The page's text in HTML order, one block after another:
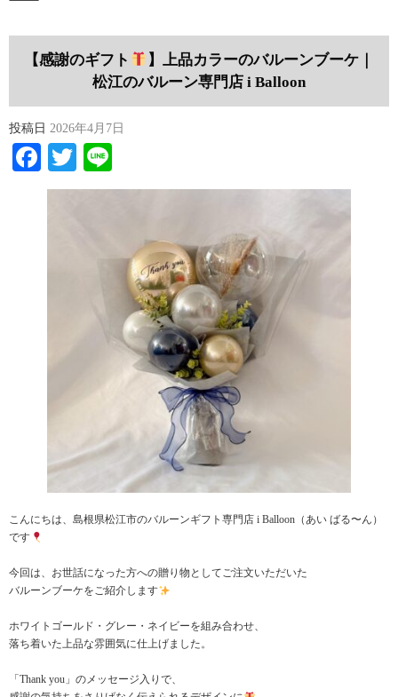
【感謝のギフト
】上品カラーのバルーンブーケ｜
松江のバルーン専門店 i Balloon
投稿日 2026年4月7日
Facebook
Twitter
こんにちは、島根県松江市のバルーンギフト専門店 i Balloon（あい ばる〜ん）
です
今回は、お世話になった方への贈り物としてご注文いただいた
バルーンブーケをご紹介します
ホワイトゴールド・グレー・ネイビーを組み合わせ、
落ち着いた上品な雰囲気に仕上げました。
「Thank you」のメッセージ入りで、